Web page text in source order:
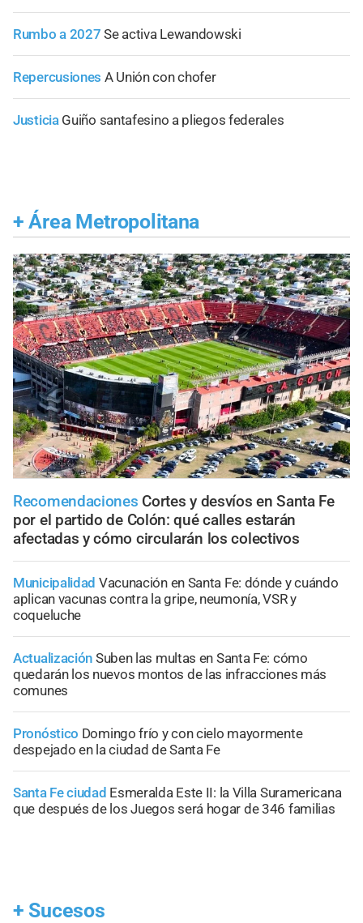
Rumbo a 2027 Se activa Lewandowski
Repercusiones A Unión con chofer
Justicia Guiño santafesino a pliegos federales
+ Área Metropolitana
Recomendaciones Cortes y desvíos en Santa Fe
por el partido de Colón: qué calles estarán
afectadas y cómo circularán los colectivos
Municipalidad Vacunación en Santa Fe: dónde y cuándo
aplican vacunas contra la gripe, neumonía, VSR y
coqueluche
Actualización Suben las multas en Santa Fe: cómo
quedarán los nuevos montos de las infracciones más
comunes
Pronóstico Domingo frío y con cielo mayormente
despejado en la ciudad de Santa Fe
Santa Fe ciudad Esmeralda Este II: la Villa Suramericana
que después de los Juegos será hogar de 346 familias
+ Sucesos